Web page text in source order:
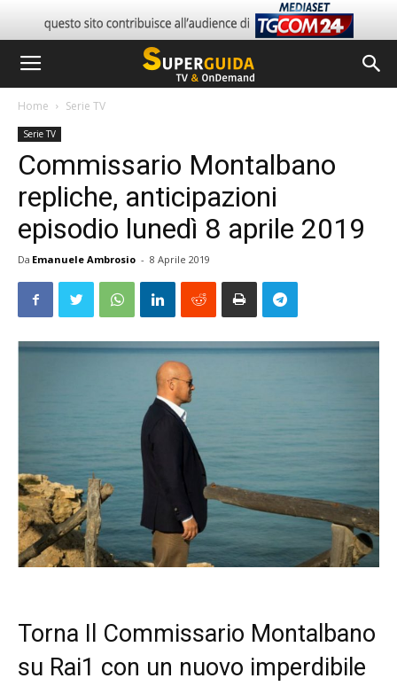
Home Serie TV
Serie TV
Commissario Montalbano
repliche, anticipazioni
episodio lunedì 8 aprile 2019
Da Emanuele Ambrosio - 8 Aprile 2019
Torna Il Commissario Montalbano
su Rai1 con un nuovo imperdibile